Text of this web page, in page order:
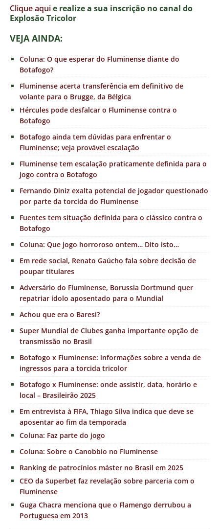
Clique aquie realize a sua inscrição no canal do
Explosão Tricolor
VEJA AINDA:
Coluna: O que esperar do Fluminense diante do
Botafogo?
Fluminense acerta transferência em definitivo de
volante para o Brugge, da Bélgica
Hércules pode desfalcar o Fluminense contra o
Botafogo
Botafogo ainda tem dúvidas para enfrentar o
Fluminense; veja provável escalação
Fluminense tem escalação praticamente definida para o
jogo contra o Botafogo
Fernando Diniz exalta potencial de jogador questionado
por parte da torcida do Fluminense
Fuentes tem situação definida para o clássico contra o
Botafogo
Coluna: Que jogo horroroso ontem… Dito isto…
Em rede social, Renato Gaúcho fala sobre decisão de
poupar titulares
Adversário do Fluminense, Borussia Dortmund quer
repatriar ídolo aposentado para o Mundial
Achou que era o Baresi?
Super Mundial de Clubes ganha importante opção de
transmissão no Brasil
Botafogo x Fluminense: informações sobre a venda de
ingressos para a torcida tricolor
Botafogo x Fluminense: onde assistir, data, horário e
local – Brasileirão 2025
Em entrevista à FIFA, Thiago Silva indica que deve se
aposentar ao fim da temporada
Coluna: Faz parte do jogo
Coluna: Sobre o Canobbio no Fluminense
Ranking de patrocínios máster no Brasil em 2025
CEO da Superbet faz revelação sobre parceria com o
Fluminense
Guga Chacra menciona que o Flamengo derrubou a
Portuguesa em 2013